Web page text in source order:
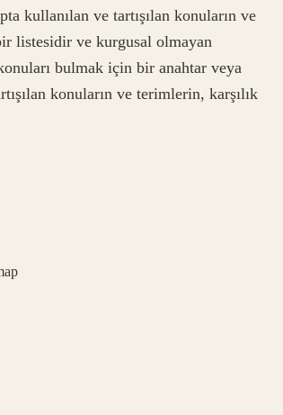
kullanılan ve tartışılan konuların ve
listesidir ve kurgusal olmayan
bulmak için bir anahtar veya
konuların ve terimlerin, karşılık